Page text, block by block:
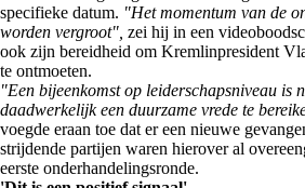
specifieke datum. "Het momentum van de
worden vergroot", zei hij in een
ook zijn bereidheid om Kremlinpresident
te ontmoeten.
"Een bijeenkomst op leiderschapsniveau is
daadwerkelijk een duurzame vrede te
voegde eraan toe dat er een nieuwe
strijdende partijen waren hierover al
eerste onderhandelingsronde.